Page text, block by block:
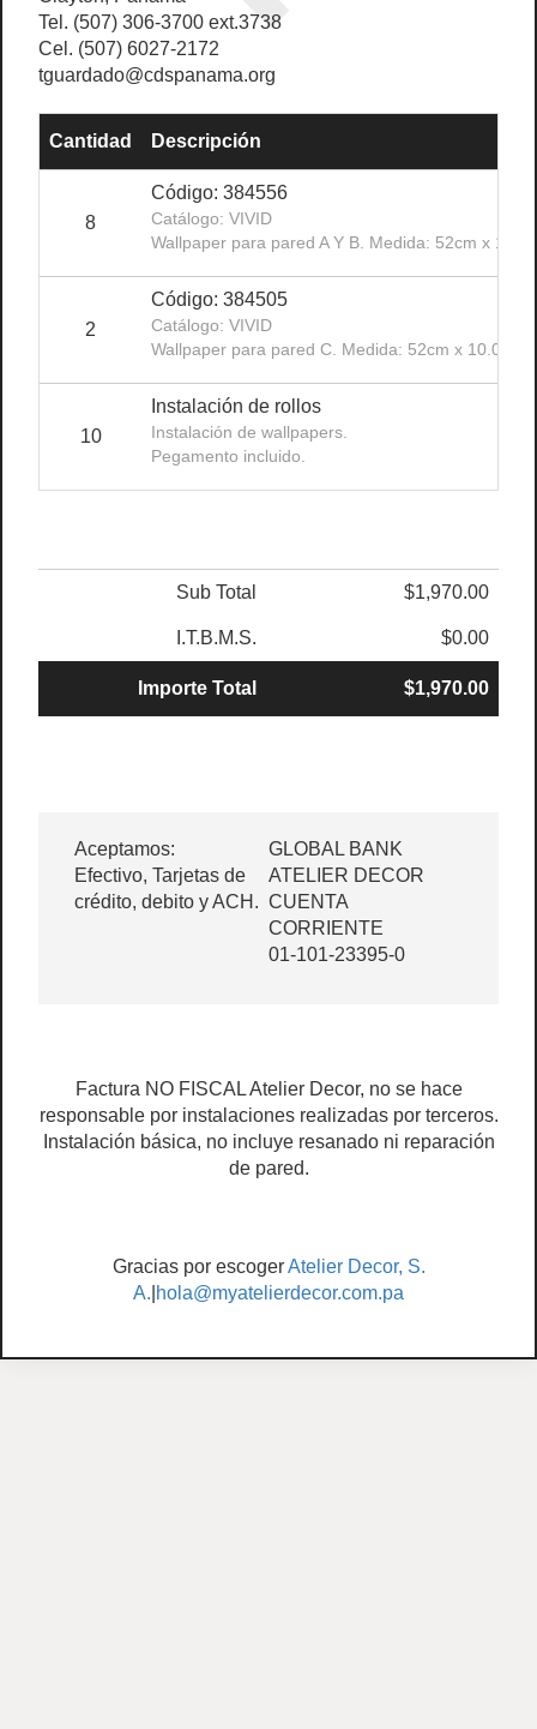
Tel. (507) 306-3700 ext.3738
Cel. (507) 6027-2172
tguardado@cdspanama.org
Cantidad Descripción
8
Código: 384556
Catálogo: VIVID
Wallpaper para pared A Y B. Medida: 52cm x
2
Código: 384505
Catálogo: VIVID
Wallpaper para pared C. Medida: 52cm x 10.05m.
10
Instalación de rollos
Instalación de wallpapers.
Pegamento incluido.
Sub Total $1,970.00
I.T.B.M.S. $0.00
Importe Total $1,970.00
Aceptamos:
Efectivo, Tarjetas de
crédito, debito y ACH.
GLOBAL BANK
ATELIER DECOR
CUENTA
CORRIENTE
01-101-23395-0
Factura NO FISCAL Atelier Decor, no se hace
responsable por instalaciones realizadas por terceros.
Instalación básica, no incluye resanado ni reparación
de pared.
Gracias por escogerAtelier Decor, S.
A. hola@myatelierdecor.com.pa